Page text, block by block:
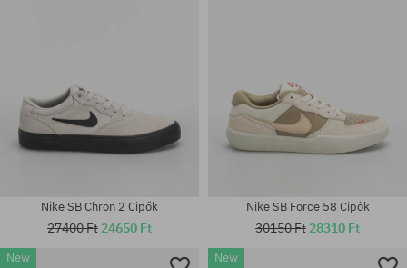
Nike SB Chron 2 Cipők
27400 Ft 24650 Ft
Nike SB Force 58 Cipők
30150 Ft 28310 Ft
New
New